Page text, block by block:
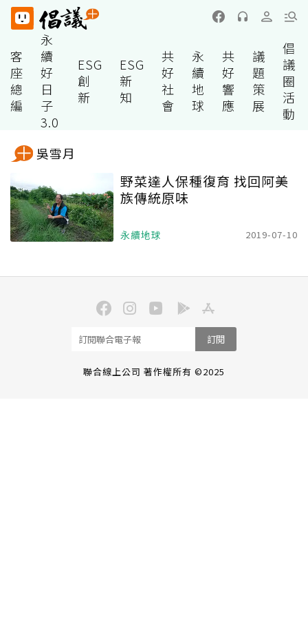
客
座
總
編
永
續
好
日
子
3.0
ESG
創
新
ESG
新
知
共
好
社
會
永
續
地
球
共
好
響
應
議
題
策
展
倡
議
圈
活
動
吳雪月
野菜達人保種復育 找回阿美
族傳統原味
永續地球 2019-07-10
訂閱
聯合線上公司 著作權所有 ©2025